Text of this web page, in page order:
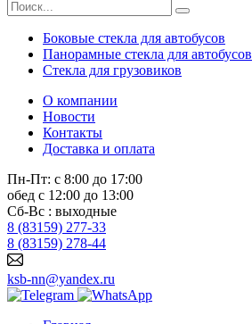
Боковые стекла для автобусов
Панорамные стекла для автобусов
Стекла для грузовиков
О компании
Новости
Контакты
Доставка и оплата
Пн-Пт: с 8:00 до 17:00
обед с 12:00 до 13:00
Сб-Вс : выходные
8 (83159) 277-33
8 (83159) 278-44
ksb-nn@yandex.ru